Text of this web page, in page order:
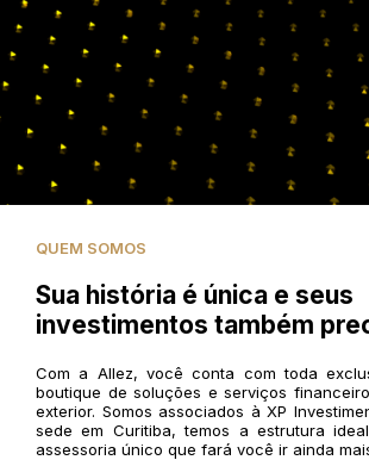
QUEM SOMOS
Sua história é única e seus
investimentos também
Com a Allez, você conta com toda
boutique de soluções e serviços
exterior. Somos associados à XP
sede em Curitiba, temos a estrutura
assessoria único que fará você ir ainda